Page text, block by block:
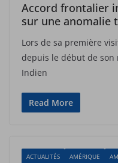
Accord frontalier
sur une anomalie
Lors de sa première
depuis le début de
Indien
Read More
ACTUALITÉS AMÉRIQUE